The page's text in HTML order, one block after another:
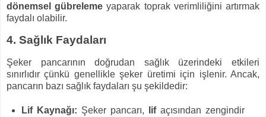
dönemsel gübreleme yaparak toprak verimliliğini artırmak
faydalı olabilir.
4. Sağlık Faydaları
Şeker pancarının doğrudan sağlık üzerindeki etkileri
sınırlıdır çünkü genellikle şeker üretimi için işlenir. Ancak,
pancarın bazı sağlık faydaları şu şekildedir:
Lif Kaynağı: Şeker pancarı, lifaçısından zengindir